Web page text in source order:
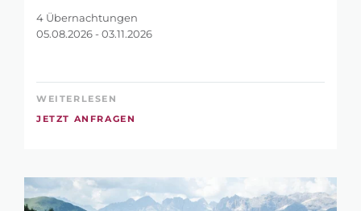
4 Übernachtungen
05.08.2026 - 03.11.2026
WEITERLESEN
JETZT ANFRAGEN